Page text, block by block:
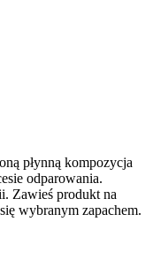
płynną kompozycja
odparowania.
Zawieś produkt na
wybranym zapachem.